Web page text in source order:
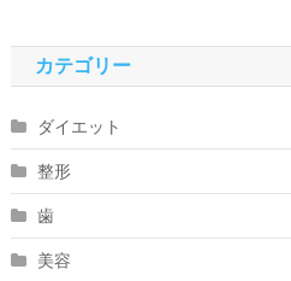
カテゴリー
ダイエット
整形
歯
美容